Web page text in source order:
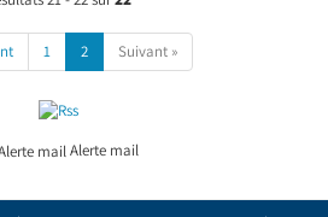
1 2 Suivant »
Alerte mail